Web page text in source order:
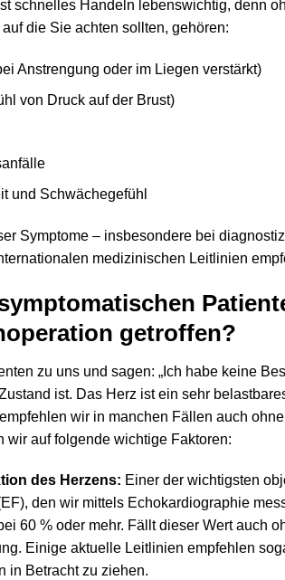
schnelles Handeln lebenswichtig, denn
die Sie achten sollten, gehören:
Anstrengung oder im Liegen verstärkt)
von Druck auf der Brust)
und Schwächegefühl
Symptome – insbesondere bei
medizinischen Leitlinien
getroffen?
zu uns und sagen: „Ich habe keine
ist. Das Herz ist ein sehr
wir in manchen Fällen auch
wir auf folgende wichtige Faktoren:
des Herzens: Einer der wichtigsten
den wir mittels Echokardiographie
60 % oder mehr. Fällt dieser Wert auch
Einige aktuelle Leitlinien empfehlen
in Betracht zu ziehen.